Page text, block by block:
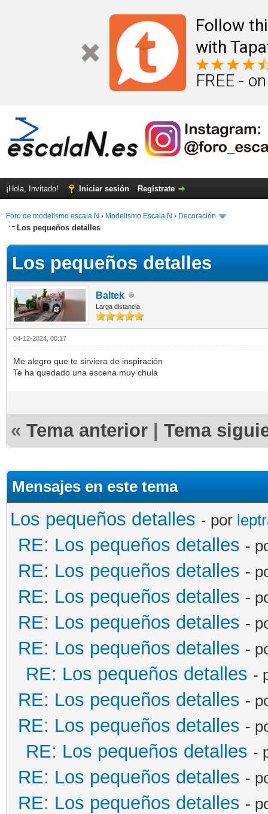
Follow
with
FREE -
¡Hola, Invitado! Iniciar sesión Regístrate
Foro de modelismo escala N › Modelismo Escala N › Decoración
Los pequeños detalles
Los pequeños detalles
Baltek
Larga distancia
04-12-2024, 00:17
Me alegro que te sirviera de inspiración
Te ha quedado una escena muy chula
« Tema anterior | Tema
Mensajes en este tema
Los pequeños detalles - por
RE: Los pequeños detalles -
RE: Los pequeños detalles -
RE: Los pequeños detalles -
RE: Los pequeños detalles -
RE: Los pequeños detalles -
RE: Los pequeños detalles -
RE: Los pequeños detalles -
RE: Los pequeños detalles -
RE: Los pequeños detalles -
RE: Los pequeños detalles -
RE: Los pequeños detalles -